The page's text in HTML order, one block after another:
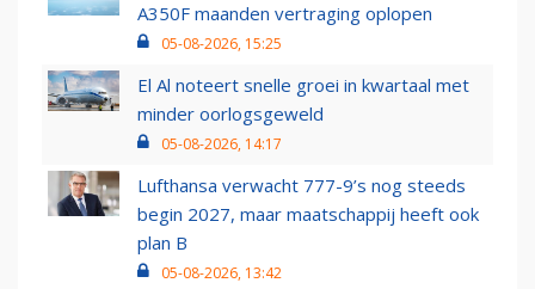
A350F maanden vertraging oplopen
05-08-2026, 15:25
El Al noteert snelle groei in kwartaal met
minder oorlogsgeweld
05-08-2026, 14:17
Lufthansa verwacht 777-9’s nog steeds
begin 2027, maar maatschappij heeft ook
plan B
05-08-2026, 13:42